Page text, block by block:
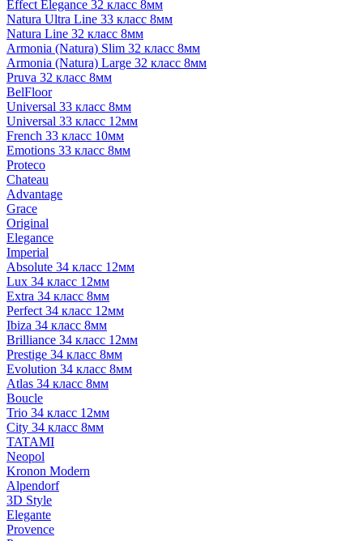
Effect Elegance 32 класс 8мм
Natura Ultra Line 33 класс 8мм
Natura Line 32 класс 8мм
Armonia (Natura) Slim 32 класс 8мм
Armonia (Natura) Large 32 класс 8мм
Pruva 32 класс 8мм
BelFloor
Universal 33 класс 8мм
Universal 33 класс 12мм
French 33 класс 10мм
Emotions 33 класс 8мм
Proteco
Chateau
Advantage
Grace
Original
Elegance
Imperial
Absolute 34 класс 12мм
Lux 34 класс 12мм
Extra 34 класс 8мм
Perfect 34 класс 12мм
Ibiza 34 класс 8мм
Brilliance 34 класс 12мм
Prestige 34 класс 8мм
Evolution 34 класс 8мм
Atlas 34 класс 8мм
Boucle
Trio 34 класс 12мм
City 34 класс 8мм
TATAMI
Neopol
Kronon Modern
Alpendorf
3D Style
Elegante
Provence